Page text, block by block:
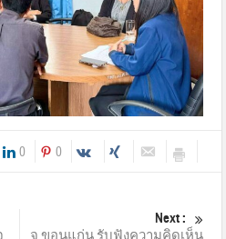
0 0
Next :